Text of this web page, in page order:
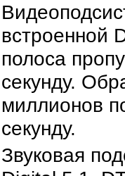
встроенной
полоса
секунду.
миллионов
секунду.
Звуковая